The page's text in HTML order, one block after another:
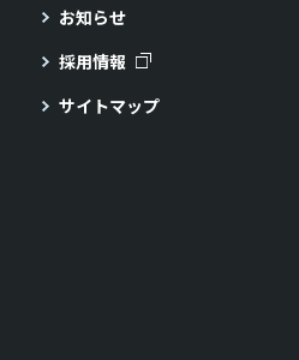
お知らせ
採用情報
サイトマップ